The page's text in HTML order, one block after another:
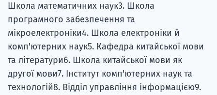
Школа математичних наук3. Школа
програмного забезпечення та
мікроелектроніки4. Школа електроніки й
комп'ютерних наук5. Кафедра китайської мови
та літератури6. Школа китайської мови як
другої мови7. Інститут комп'ютерних наук та
технологій8. Відділ управління інформацією9.